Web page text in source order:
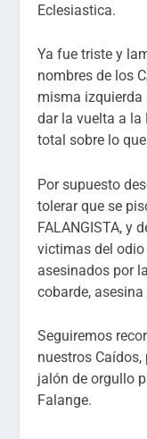
Eclesiastica.
Ya fue triste y
nombres de los
misma izquierda
dar la vuelta a
total sobre lo
Por supuesto
tolerar que se
FALANGISTA, y
victimas del odio
asesinados por
cobarde,
Seguiremos
nuestros Caídos,
jalón de orgullo
Falange.